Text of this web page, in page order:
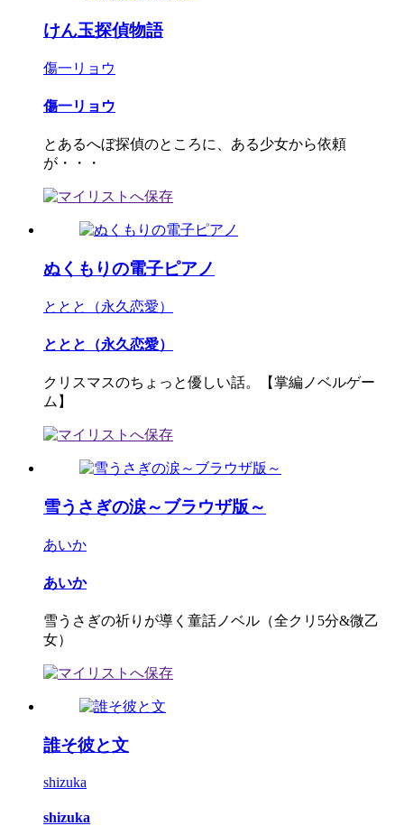
けん玉探偵物語
傷一リョウ
傷一リョウ
とあるへぼ探偵のところに、ある少女から依頼
が・・・
ぬくもりの電子ピアノ
ととと（永久恋愛）
ととと（永久恋愛）
クリスマスのちょっと優しい話。【掌編ノベルゲー
ム】
雪うさぎの涙～ブラウザ版～
あいか
あいか
雪うさぎの祈りが導く童話ノベル（全クリ5分&微乙
女）
誰そ彼と文
shizuka
shizuka